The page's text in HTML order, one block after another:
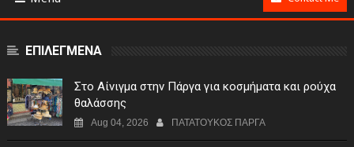
ΕΠΙΛΕΓΜΕΝΑ
Στο Αίνιγμα στην Πάργα για κοσμήματα και ρούχα
θαλάσσης
Aug 04, 2026 ΠΑΤΑΤΟΥΚΟΣ ΠΑΡΓΑ